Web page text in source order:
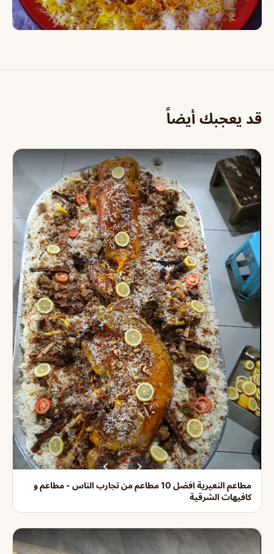
قد يعجبك أيضاً
مطاعم النعيرية افضل 10 مطاعم من تجارب الناس - مطاعم و
كافيهات الشرقية